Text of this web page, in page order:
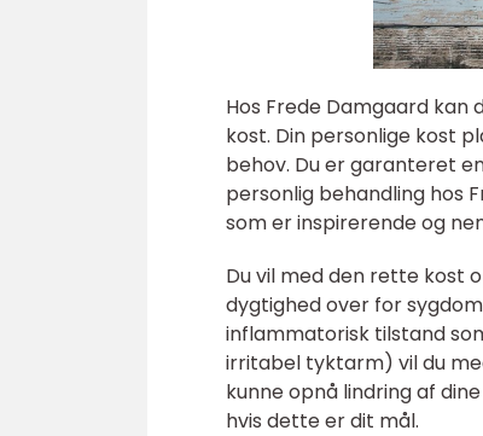
Hos Frede Damgaard
kost. Din personlige kost
behov. Du er garanteret
personlig behandling
som er inspirerende og
Du vil med den rette kost
dygtighed over for
inflammatorisk tilstand
irritabel tyktarm) vil du
kunne opnå lindring af
hvis dette er dit mål.